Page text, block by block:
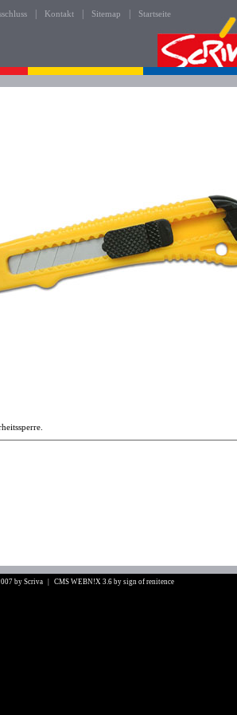
Kontakt Sitemap Startseite
by Scriva | CMS WEBN!X 3.6 by sign of renitence